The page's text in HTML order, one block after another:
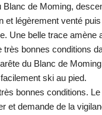
de Moming,
et légèrement venté
Une belle trace
très bonnes conditions
du Blanc de
ski au pied.
bonnes conditions.
et demande de la